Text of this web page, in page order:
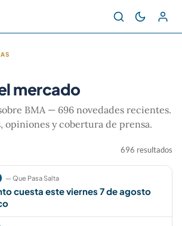
mercado
BMA — 696 novedades recientes.
opiniones y cobertura de prensa.
696 resultados
— Que Pasa Salta
cuesta este viernes 7 de agosto